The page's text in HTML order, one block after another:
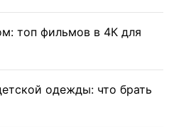
топ фильмов в 4К для
одежды: что брать